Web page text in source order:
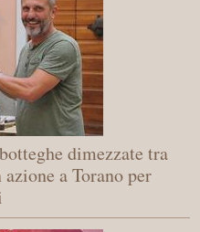
dimezzate tra
a Torano per